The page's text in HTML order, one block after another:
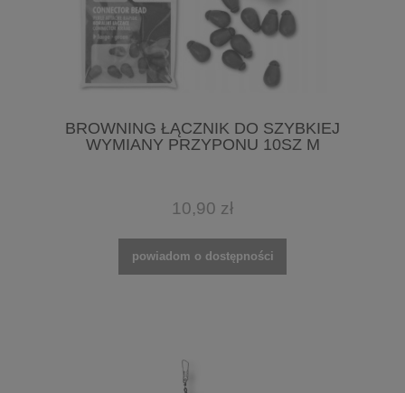
BROWNING ŁĄCZNIK DO SZYBKIEJ
WYMIANY PRZYPONU 10SZ M
10,90 zł
powiadom o dostępności